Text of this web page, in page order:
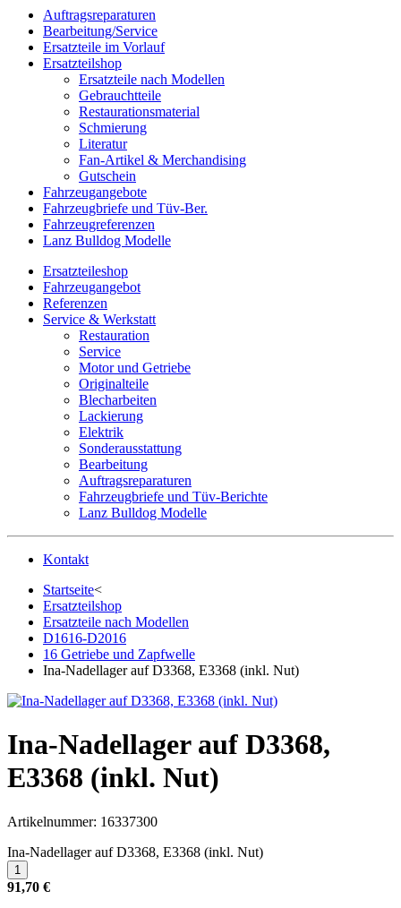
Auftragsreparaturen
Bearbeitung/Service
Ersatzteile im Vorlauf
Ersatzteilshop
Ersatzteile nach Modellen
Gebrauchtteile
Restaurationsmaterial
Schmierung
Literatur
Fan-Artikel & Merchandising
Gutschein
Fahrzeugangebote
Fahrzeugbriefe und Tüv-Ber.
Fahrzeugreferenzen
Lanz Bulldog Modelle
Ersatzteileshop
Fahrzeugangebot
Referenzen
Service & Werkstatt
Restauration
Service
Motor und Getriebe
Originalteile
Blecharbeiten
Lackierung
Elektrik
Sonderausstattung
Bearbeitung
Auftragsreparaturen
Fahrzeugbriefe und Tüv-Berichte
Lanz Bulldog Modelle
Kontakt
Startseite<
Ersatzteilshop
Ersatzteile nach Modellen
D1616-D2016
16 Getriebe und Zapfwelle
Ina-Nadellager auf D3368, E3368 (inkl. Nut)
Ina-Nadellager auf D3368,
E3368 (inkl. Nut)
Artikelnummer: 16337300
Ina-Nadellager auf D3368, E3368 (inkl. Nut)
91,70 €